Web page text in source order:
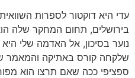
עדי היא דוקטור לספרות
בירושלים, תחום המחקר שלה
נוער בסיכון, אל האדמה שלי
שלקחה קורס באתיקה והמאמר
ספציפי ככה שאם תרצו הוא